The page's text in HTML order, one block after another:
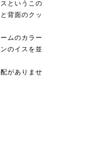
というこの
背面のクッ
ムのカラー
のイスを並
がありませ